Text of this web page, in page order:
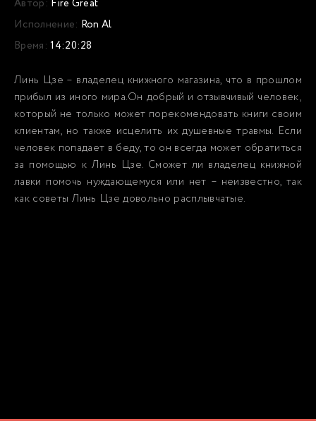
Автор: Fire Great
Исполнение: Ron Al
Время: 14:20:28
Линь Цзе – владелец книжного магазина, что в прошлом
прибыл из иного мира.Он добрый и отзывчивый человек,
который не только может порекомендовать книги своим
клиентам, но также исцелить их душевные травмы. Если
человек попадает в беду, то он всегда может обратиться
за помощью к Линь Цзе. Сможет ли владелец книжной
лавки помочь нуждающемуся или нет – неизвестно, так
как советы Линь Цзе довольно расплывчатые.